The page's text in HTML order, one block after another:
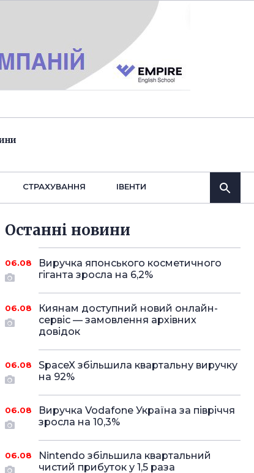
СТРАХУВАННЯ IВЕНТИ
Останнi новини
06.08
Виручка японського косметичного
гіганта зросла на 6,2%
06.08
Киянам доступний новий онлайн-
сервіс — замовлення архівних
довідок
06.08
SpaceX збільшила квартальну виручку
на 92%
06.08
Виручка Vodafone Україна за півріччя
зросла на 10,3%
06.08
Nintendo збільшила квартальний
чистий прибуток у 1,5 раза